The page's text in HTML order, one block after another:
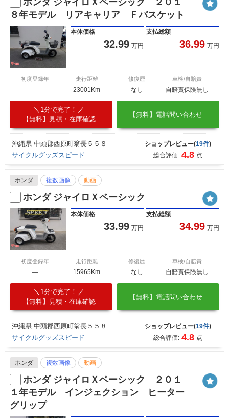
８年モデル リアキャリア Ｆバスケット
本体価格
32.99 万円
支払総額
36.99 万円
初度登録年
―
走行距離
23001Km
修復歴
なし
車検/自賠責
自賠責保険無し
1分で完了！
【無料】見積・在庫確認
【無料】電話問い合わせ
沖縄県 中頭郡西原町翁長５５８
サイクルグッズスピード
ショップレビュー(19件)
総合評価: 4.8 点
ホンダ 複数画像 動画
ホンダ ジャイロＸベーシック
本体価格
33.99 万円
支払総額
34.99 万円
初度登録年
―
走行距離
15965Km
修復歴
なし
車検/自賠責
自賠責保険無し
1分で完了！
【無料】見積・在庫確認
【無料】電話問い合わせ
沖縄県 中頭郡西原町翁長５５８
サイクルグッズスピード
ショップレビュー(19件)
総合評価: 4.8 点
ホンダ 複数画像 動画
ホンダ ジャイロＸベーシック ２０１
１年モデル インジェクション ヒーター
グリップ